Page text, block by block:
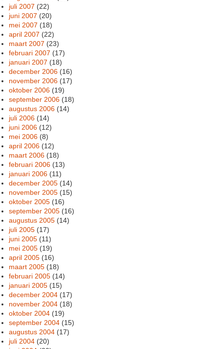
juli 2007 (22)
juni 2007 (20)
mei 2007 (18)
april 2007 (22)
maart 2007 (23)
februari 2007 (17)
januari 2007 (18)
december 2006 (16)
november 2006 (17)
oktober 2006 (19)
september 2006 (18)
augustus 2006 (14)
juli 2006 (14)
juni 2006 (12)
mei 2006 (8)
april 2006 (12)
maart 2006 (18)
februari 2006 (13)
januari 2006 (11)
december 2005 (14)
november 2005 (15)
oktober 2005 (16)
september 2005 (16)
augustus 2005 (14)
juli 2005 (17)
juni 2005 (11)
mei 2005 (19)
april 2005 (16)
maart 2005 (18)
februari 2005 (14)
januari 2005 (15)
december 2004 (17)
november 2004 (18)
oktober 2004 (19)
september 2004 (15)
augustus 2004 (17)
juli 2004 (20)